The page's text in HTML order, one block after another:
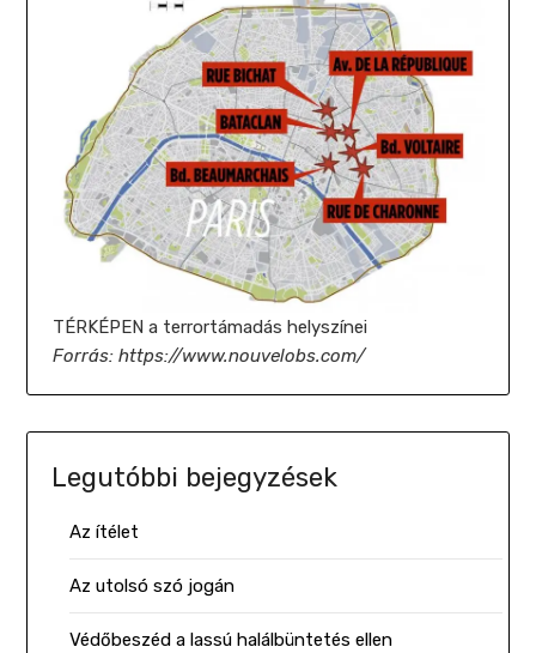
TÉRKÉPEN a terrortámadás helyszínei
Forrás: https://www.nouvelobs.com/
Legutóbbi bejegyzések
Az ítélet
Az utolsó szó jogán
Védőbeszéd a lassú halálbüntetés ellen